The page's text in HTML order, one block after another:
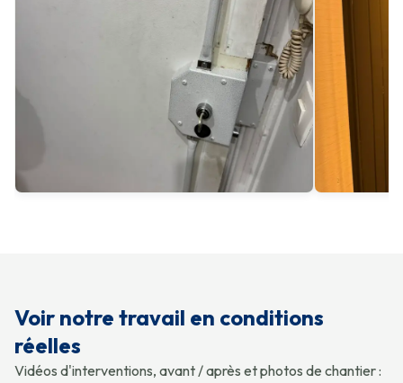
Voir notre travail en conditions
réelles
Vidéos d'interventions, avant / après et photos de chantier :